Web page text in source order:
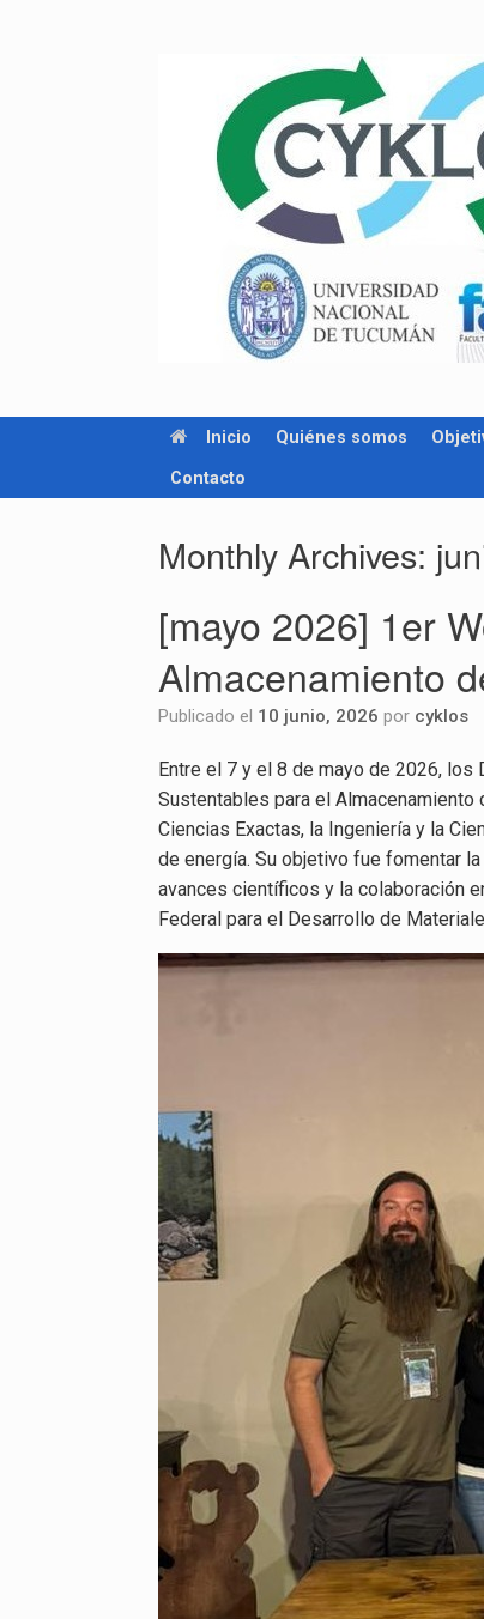
Inicio Quiénes somos
Contacto
Monthly Archives:
[mayo 2026] 1er
Almacenamiento
Publicado el 10 junio, 2026 por cyklos
Entre el 7 y el 8 de mayo de 2026, los
Sustentables para el Almacenamiento
Ciencias Exactas, la Ingeniería y la
de energía. Su objetivo fue fomentar
avances científicos y la colaboración
Federal para el Desarrollo de